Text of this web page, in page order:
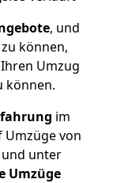
, und
können,
Umzug
können.
im
Umzüge von
unter
Umzüge